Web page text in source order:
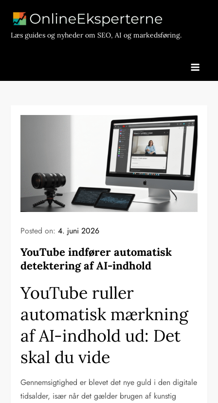
contentLæs guides og nyheder om SEO, AI og markedsføring.
Posted on:4. juni 2026
YouTube indfører automatisk
detektering af AI-indhold
YouTube ruller
automatisk mærkning
af AI-indhold ud: Det
skal du vide
Gennemsigtighed er blevet det nye guld i den digitale
tidsalder, især når det gælder brugen af kunstig